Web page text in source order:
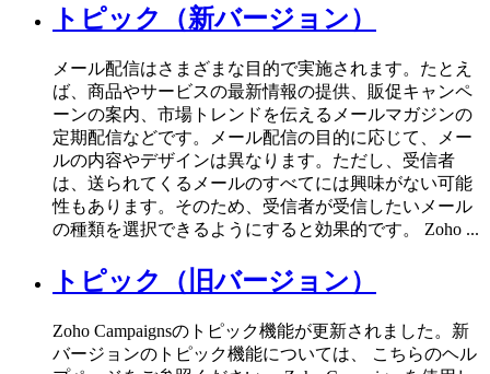
トピック（新バージョン）
メール配信はさまざまな目的で実施されます。たとえ
ば、商品やサービスの最新情報の提供、販促キャンペ
ーンの案内、市場トレンドを伝えるメールマガジンの
定期配信などです。メール配信の目的に応じて、メー
ルの内容やデザインは異なります。ただし、受信者
は、送られてくるメールのすべてには興味がない可能
性もあります。そのため、受信者が受信したいメール
の種類を選択できるようにすると効果的です。 Zoho ...
トピック（旧バージョン）
Zoho Campaignsのトピック機能が更新されました。新
バージョンのトピック機能については、 こちらのヘル